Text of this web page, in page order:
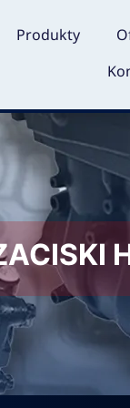
Produkty